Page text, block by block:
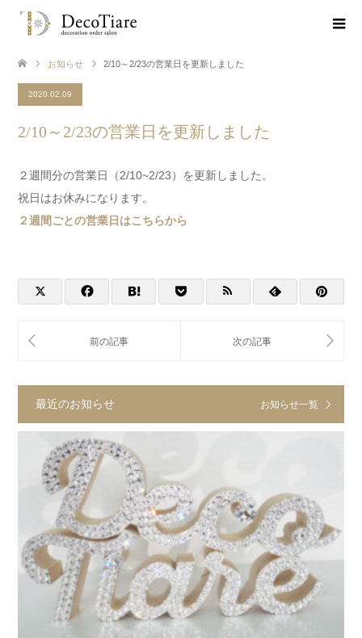
お知らせ 2/10～2/23の営業日を更新しました
2020.02.09
2/10～2/23の営業日を更新しました
２週間分の営業日（2/10~2/23）を更新しました。
祝日はお休みになります。
２週間ごとの営業日はこちらから
最近のお知らせ お知らせ一覧